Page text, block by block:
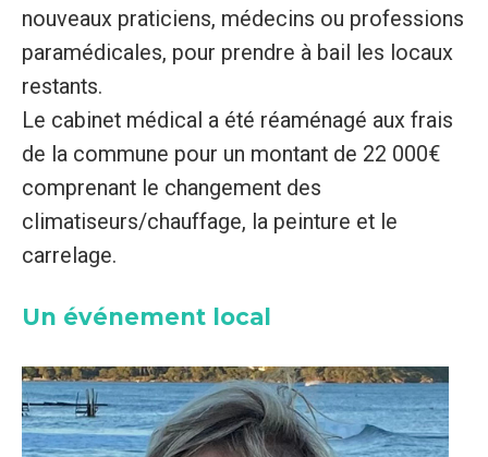
nouveaux praticiens, médecins ou professions
paramédicales, pour prendre à bail les locaux
restants.
Le cabinet médical a été réaménagé aux frais
de la commune pour un montant de 22 000€
comprenant le changement des
climatiseurs/chauffage, la peinture et le
carrelage.
Un événement local